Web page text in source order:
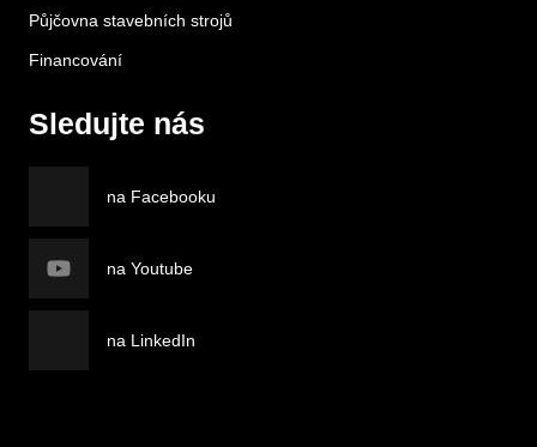
Půjčovna stavebních strojů
Financování
Sledujte nás
na Facebooku
na Youtube
na LinkedIn